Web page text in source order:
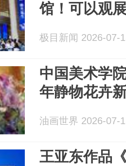
馆！可以观
极目新闻 2026-07-
中国美术学
年静物花卉
油画世界 2026-07-
王亚东作品